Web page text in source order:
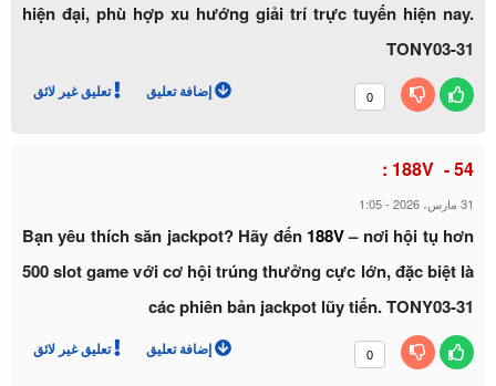
hiện đại, phù hợp xu hướng giải trí trực tuyến hiện nay.
TONY03-31
0 إضافة تعليق تعليق غير لائق
188V :
31 مارس، 2026 -
1:05
Bạn yêu thích săn jackpot? Hãy đến 188V– nơi hội tụ hơn
500 slot game với cơ hội trúng thưởng cực lớn, đặc biệt là
các phiên bản jackpot lũy tiến. TONY03-31
0 إضافة تعليق تعليق غير لائق